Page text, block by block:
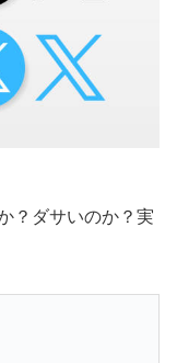
？ダサいのか？実